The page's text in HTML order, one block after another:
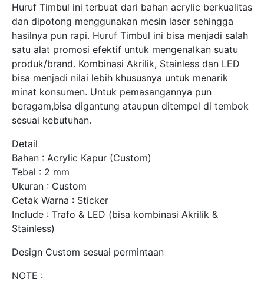
Huruf Timbul ini terbuat dari bahan acrylic berkualitas
dan dipotong menggunakan mesin laser sehingga
hasilnya pun rapi. Huruf Timbul ini bisa menjadi salah
satu alat promosi efektif untuk mengenalkan suatu
produk/brand. Kombinasi Akrilik, Stainless dan LED
bisa menjadi nilai lebih khususnya untuk menarik
minat konsumen. Untuk pemasangannya pun
beragam,bisa digantung ataupun ditempel di tembok
sesuai kebutuhan.
Detail
Bahan : Acrylic Kapur (Custom)
Tebal : 2 mm
Ukuran : Custom
Cetak Warna : Sticker
Include : Trafo & LED (bisa kombinasi Akrilik &
Stainless)
Design Custom sesuai permintaan
NOTE :